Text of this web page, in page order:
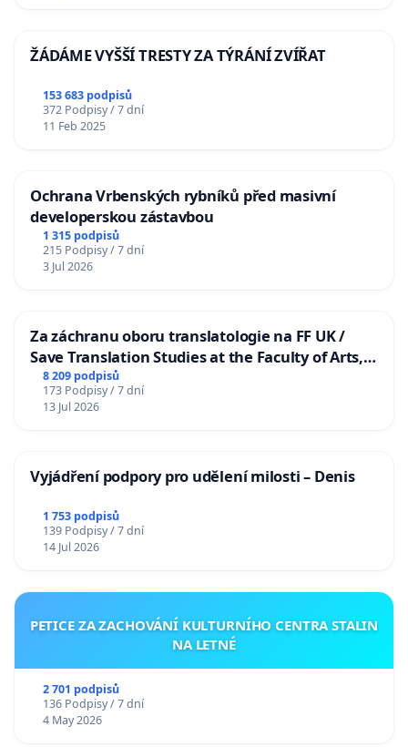
ŽÁDÁME VYŠŠÍ TRESTY ZA TÝRÁNÍ ZVÍŘAT
153 683 podpisů
372 Podpisy / 7 dní
11 Feb 2025
Ochrana Vrbenských rybníků před masivní
developerskou zástavbou
1 315 podpisů
215 Podpisy / 7 dní
3 Jul 2026
Za záchranu oboru translatologie na FF UK /
Save Translation Studies at the Faculty of Arts,
Charles University
8 209 podpisů
173 Podpisy / 7 dní
13 Jul 2026
Vyjádření podpory pro udělení milosti – Denis
1 753 podpisů
139 Podpisy / 7 dní
14 Jul 2026
PETICE ZA ZACHOVÁNÍ KULTURNÍHO CENTRA STALIN
NA LETNÉ
2 701 podpisů
136 Podpisy / 7 dní
4 May 2026